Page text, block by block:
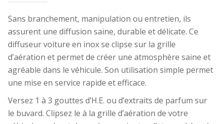
Sans branchement, manipulation ou entretien, ils
assurent une diffusion saine, durable et délicate. Ce
diffuseur voiture en inox se clipse sur la grille
d’aération et permet de créer une atmosphère saine et
agréable dans le véhicule. Son utilisation simple permet
une mise en service rapide et efficace.
Versez 1 à 3 gouttes d’H.E. ou d’extraits de parfum sur
le buvard. Clipsez le à la grille d’aération de votre